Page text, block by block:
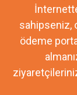
sahipseniz,
ödeme